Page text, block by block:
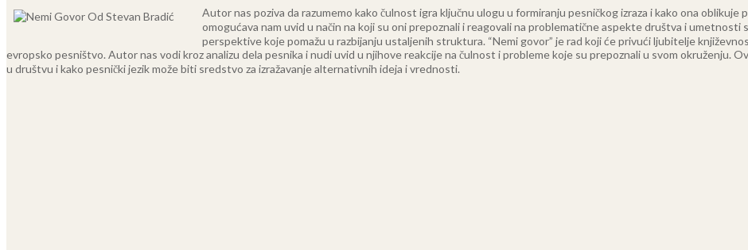
Autor nas poziva da razumemo kako čulnost igra ključnu ulogu u formiranju pesničkog izraza i kako ona oblikuje
omogućava nam uvid u način na koji su oni prepoznali i reagovali na problematične aspekte društva i
perspektive koje pomažu u razbijanju ustaljenih struktura. “Nemi govor” je rad koji će privući ljubitelje
evropsko pesništvo. Autor nas vodi kroz analizu dela pesnika i nudi uvid u njihove reakcije na čulnost i probleme koje su prepoznali u svom okruženju.
u društvu i kako pesnički jezik može biti sredstvo za izražavanje alternativnih ideja i vrednosti.